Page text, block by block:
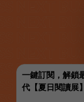
一鍵訂閱，解鎖
代【夏日閱讀展